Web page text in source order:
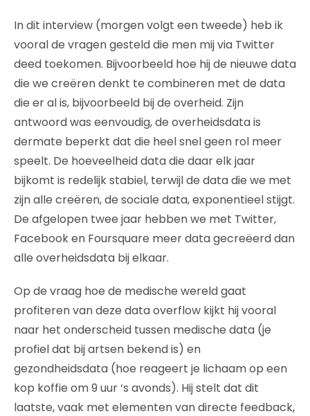
In dit interview (morgen volgt een tweede) heb ik
vooral de vragen gesteld die men mij via Twitter
deed toekomen. Bijvoorbeeld hoe hij de nieuwe data
die we creëren denkt te combineren met de data
die er al is, bijvoorbeeld bij de overheid. Zijn
antwoord was eenvoudig, de overheidsdata is
dermate beperkt dat die heel snel geen rol meer
speelt. De hoeveelheid data die daar elk jaar
bijkomt is redelijk stabiel, terwijl de data die we met
zijn alle creëren, de sociale data, exponentieel stijgt.
De afgelopen twee jaar hebben we met Twitter,
Facebook en Foursquare meer data gecreëerd dan
alle overheidsdata bij elkaar.
Op de vraag hoe de medische wereld gaat
profiteren van deze data overflow kijkt hij vooral
naar het onderscheid tussen medische data (je
profiel dat bij artsen bekend is) en
gezondheidsdata (hoe reageert je lichaam op een
kop koffie om 9 uur ‘s avonds). Hij stelt dat dit
laatste, vaak met elementen van directe feedback,